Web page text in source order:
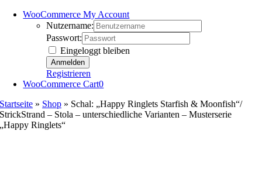
WooCommerce My Account
Nutzername:
Passwort:
Eingeloggt bleiben
Registrieren
WooCommerce Cart0
Startseite » Shop » Schal: „Happy Ringlets Starfish & Moonfish“/
StrickStrand – Stola – unterschiedliche Varianten – Musterserie
„Happy Ringlets“